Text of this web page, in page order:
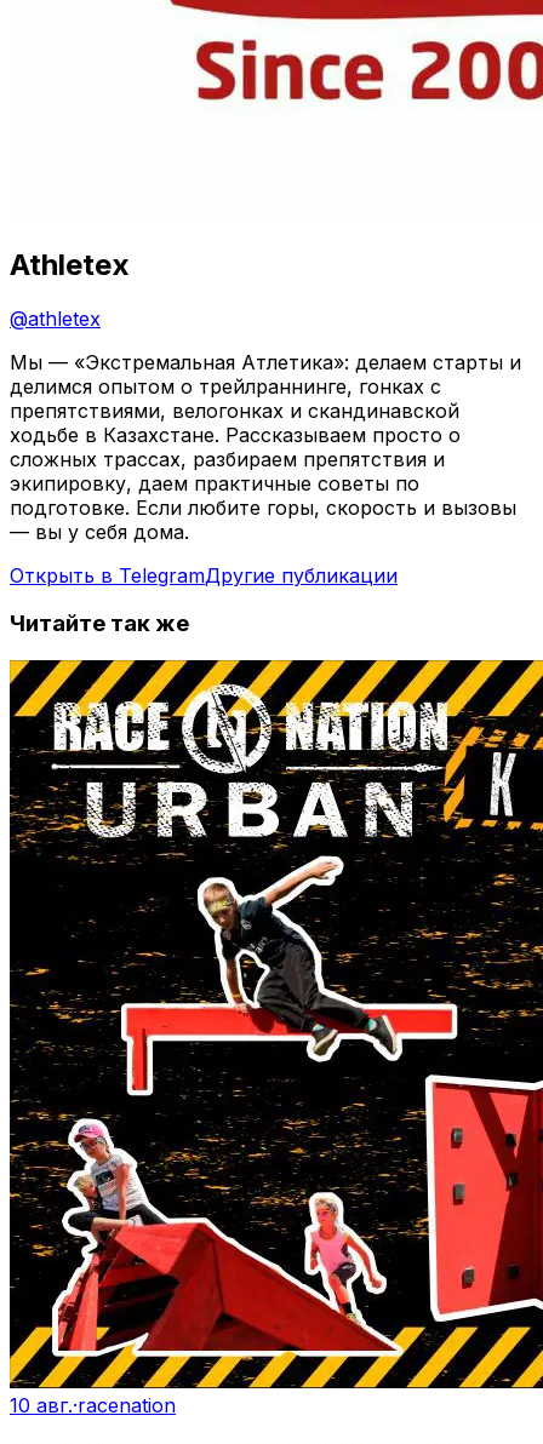
Athletex
@athletex
Мы — «Экстремальная Атлетика»: делаем старты и
делимся опытом о трейлраннинге, гонках с
препятствиями, велогонках и скандинавской
ходьбе в Казахстане. Рассказываем просто о
сложных трассах, разбираем препятствия и
экипировку, даем практичные советы по
подготовке. Если любите горы, скорость и вызовы
— вы у себя дома.
Открыть в TelegramДругие публикации
Читайте так же
10 авг.·racenation